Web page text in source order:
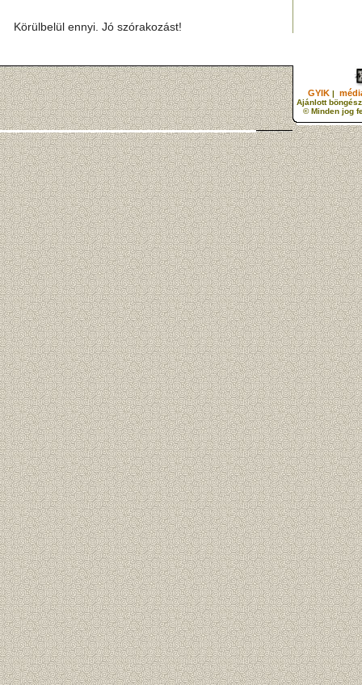
Körülbelül ennyi. Jó szórakozást!
GYIK |
Ajánlott
© Minden jog